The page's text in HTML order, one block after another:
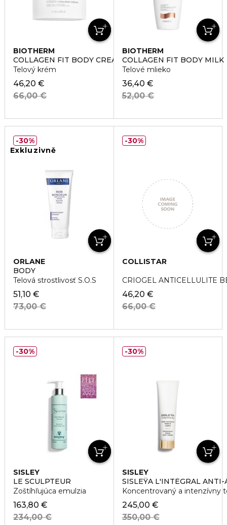
BIOTHERM
COLLAGEN FIT BODY CREAM
Telový krém
46,20 €
66,00 €
BIOTHERM
COLLAGEN FIT BODY MILK
Telové mlieko
36,40 €
52,00 €
Exkluzivně
ORLANE
BODY
Telová strostlivosť S.O.S
51,10 €
73,00 €
30%
COLLISTAR
CRIOGEL ANTICELLULITE
46,20 €
66,00 €
30%
SISLEY
LE SCULPTEUR
Zoštíhľujúca emulzia
163,80 €
234,00 €
30%
SISLEY
SISLEŸA L'INTÉGRAL ANTI-
Koncentrovaný a intenzívny
245,00 €
350,00 €
30%